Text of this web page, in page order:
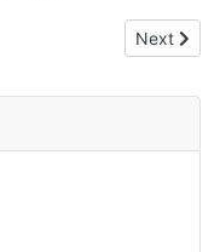
Next
Next